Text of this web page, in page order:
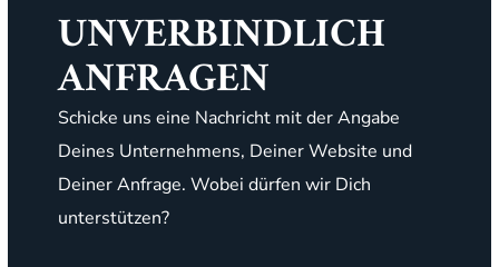
UNVERBINDLICH
ANFRAGEN
Schicke uns eine Nachricht mit der Angabe
Deines Unternehmens, Deiner Website und
Deiner Anfrage. Wobei dürfen wir Dich
unterstützen?